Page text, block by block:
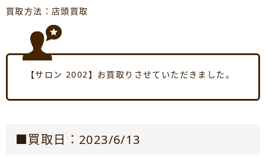
買取方法：店頭買取
【サロン 2002】お買取りさせていただきました。
■買取日：2023/6/13